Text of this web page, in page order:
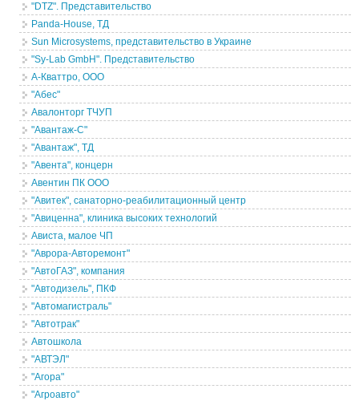
"DTZ". Представительство
Panda-House, ТД
Sun Microsystems, представительство в Украине
"Sy-Lab GmbH". Представительство
А-Кваттро, ООО
"Абес"
Авалонторг ТЧУП
"Авантаж-С"
"Авантаж", ТД
"Авента", концерн
Авентин ПК ООО
"Авитек", санаторно-реабилитационный центр
"Авиценна", клиника высоких технологий
Ависта, малое ЧП
"Аврора-Авторемонт"
"АвтоГАЗ", компания
"Автодизель", ПКФ
"Автомагистраль"
"Автотрак"
Автошкола
"АВТЭЛ"
"Агора"
"Агроавто"